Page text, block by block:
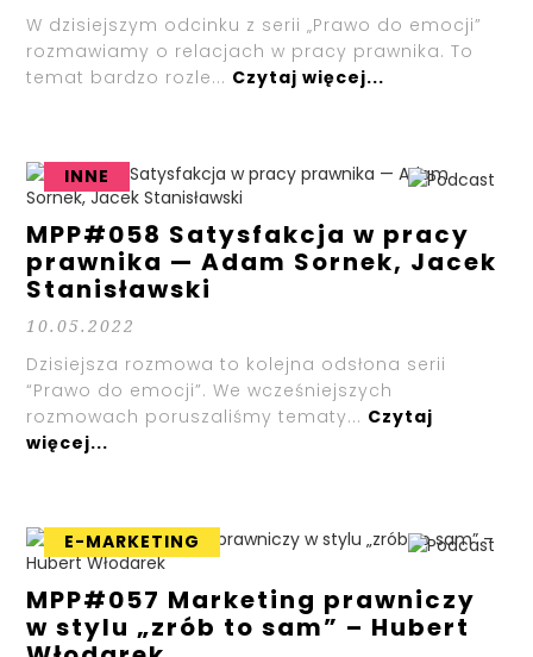
W dzisiejszym odcinku z serii „Prawo do emocji”
rozmawiamy o relacjach w pracy prawnika. To
temat bardzo rozle... Czytaj więcej...
INNE
MPP#058 Satysfakcja w pracy
prawnika — Adam Sornek, Jacek
Stanisławski
10.05.2022
Dzisiejsza rozmowa to kolejna odsłona serii
“Prawo do emocji”. We wcześniejszych
rozmowach poruszaliśmy tematy... Czytaj
więcej...
E-MARKETING
MPP#057 Marketing prawniczy
w stylu „zrób to sam” – Hubert